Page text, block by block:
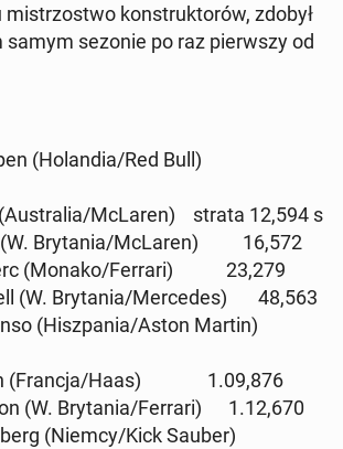
mi­strzo­stwo kon­struk­to­rów, zdobył
samym sezonie po raz pierw­szy od
(Ho­lan­dia/Red Bull)
McLaren) strata 12,594 s
(W. Bry­ta­nia/McLaren) 16,572
(Monako/Ferrari) 23,279
(W. Bry­ta­nia/Mer­ce­des) 48,563
(Hisz­pa­nia/Aston Martin)
(Francja/Haas) 1.09,876
(W. Bry­ta­nia/Ferrari) 1.12,670
(Niemcy/Kick Sauber)